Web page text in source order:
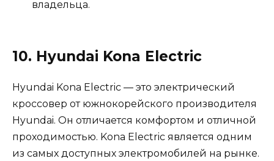
владельца.
10. Hyundai Kona Electric
Hyundai Kona Electric — это электрический
кроссовер от южнокорейского производителя
Hyundai. Он отличается комфортом и отличной
проходимостью. Kona Electric является одним
из самых доступных электромобилей на рынке.